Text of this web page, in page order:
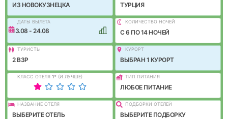
ИЗ НОВОКУЗНЕЦКА ТУРЦИЯ
ДАТЫ ВЫЛЕТА
13.08 - 24.08
КОЛИЧЕСТВО НОЧЕЙ
C 6 ПО 14 НОЧЕЙ
ТУРИСТЫ
2 ВЗР
КУРОРТ
ВЫБРАН 1 КУРОРТ
КЛАСС ОТЕЛЯ 1* (И ЛУЧШЕ) ТИП ПИТАНИЯ
ЛЮБОЕ ПИТАНИЕ
НАЗВАНИЕ ОТЕЛЯ
ВЫБЕРИТЕ ОТЕЛЬ
ПОДБОРКИ ОТЕЛЕЙ
ВЫБЕРИТЕ ПОДБОРКУ